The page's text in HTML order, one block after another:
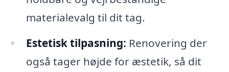
materialevalg til dit tag.
Estetisk tilpasning: Renovering der
også tager højde for æstetik, så dit